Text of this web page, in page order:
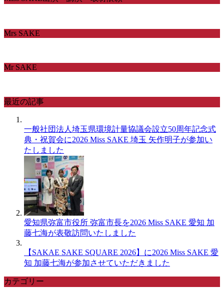
Mrs SAKE
Mr SAKE
最近の記事
一般社団法人埼玉県環境計量協議会設立50周年記念式
典・祝賀会に2026 Miss SAKE 埼玉 矢作明子が参加い
たしました
愛知県弥富市役所 弥富市長を2026 Miss SAKE 愛知 加
藤七海が表敬訪問いたしました
【SAKAE SAKE SQUARE 2026】に2026 Miss SAKE 愛
知 加藤七海が参加させていただきました
カテゴリー